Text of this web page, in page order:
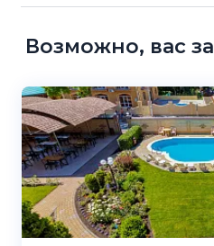
Возможно, вас